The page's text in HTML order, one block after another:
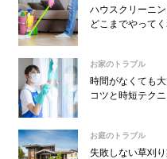
ハウスクリーニ
どこまでやって
お家のトラブル
時間がなくても
コツと時短テク
お庭のトラブル
失敗しない草刈